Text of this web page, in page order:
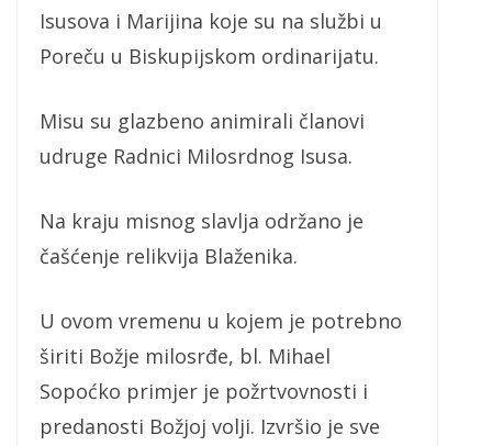
Isusova i Marijina koje su na službi u
Poreču u Biskupijskom ordinarijatu.
Misu su glazbeno animirali članovi
udruge Radnici Milosrdnog Isusa.
Na kraju misnog slavlja održano je
čašćenje relikvija Blaženika.
U ovom vremenu u kojem je potrebno
širiti Božje milosrđe, bl. Mihael
Sopoćko primjer je požrtvovnosti i
predanosti Božjoj volji. Izvršio je sve